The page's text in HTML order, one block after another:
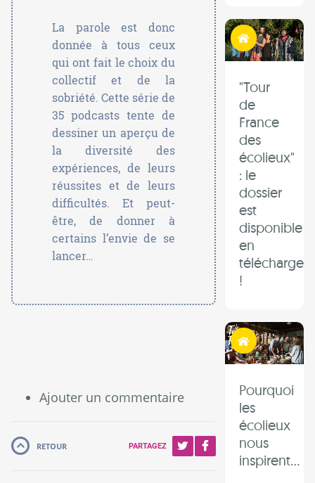
La parole est donc
donnée à tous ceux
qui ont fait le choix du
collectif et de la
sobriété. Cette série de
35 podcasts tente de
dessiner un aperçu de
la diversité des
expériences, de leurs
réussites et de leurs
difficultés. Et peut-
être, de donner à
certains l’envie de se
lancer…
Habiter autrement
"Tour
de
France
des
écolieux"
: le
dossier
est
disponible
en
!
Habiter autrement
Pourquoi
les
écolieux
nous
inspirent...
Ajouter un commentaire
RETOUR PARTAGEZ